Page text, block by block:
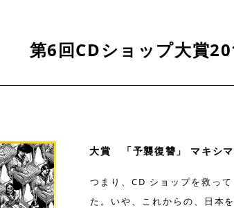
第6回CDショップ大賞
大賞 「予襲復讐」 マキシ
つまり、CD ショップを救っ
た。いや、これからの、日本